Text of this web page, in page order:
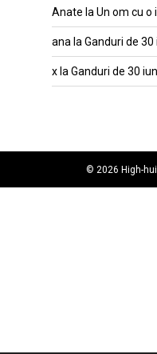
Anate la Un om cu o
ana la Ganduri de 30
xla Ganduri de 30
© 2026 High-